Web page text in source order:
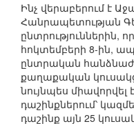
Ինչ վերաբերում է
Հանրապետության
ընտրություններին,
հոկտեմբերի 8-ին,
ընտրական
քաղաքական
նույնպես
դաշինքներում՝
դաշինք այն 25